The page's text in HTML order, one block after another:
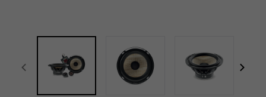
focal-naim-frontent::misc.prev_label